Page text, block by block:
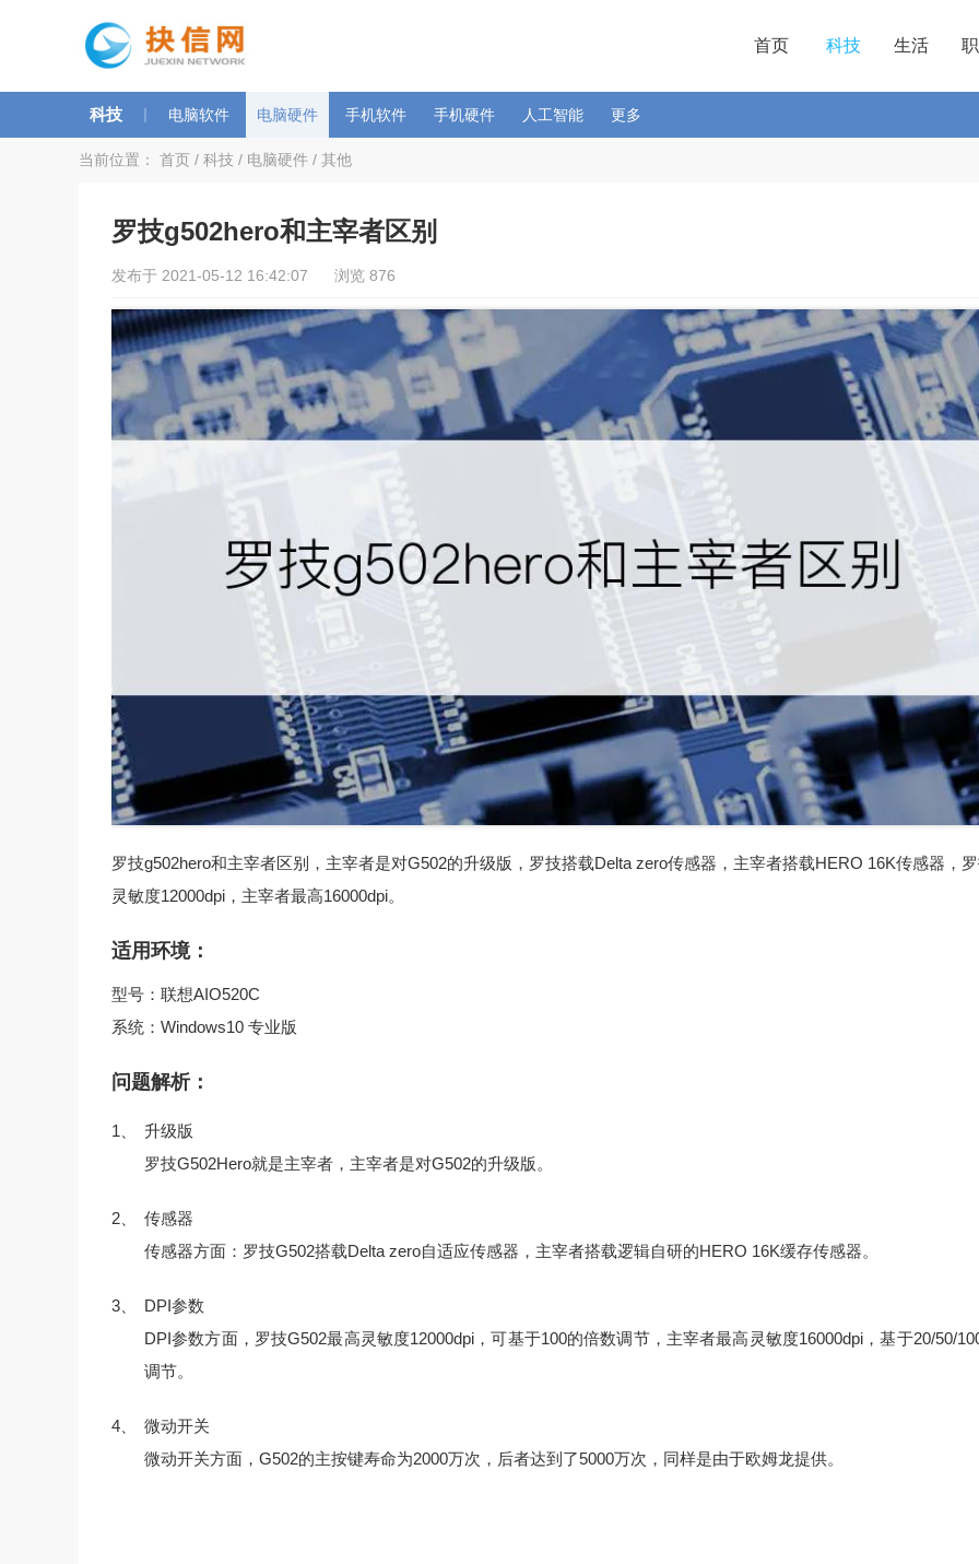
首页 科技 生活
科技 | 电脑软件 电脑硬件 手机软件 手机硬件 人工智能 更多
当前位置： 首页 / 科技 / 电脑硬件 / 其他
罗技g502hero和主宰者区别
发布于 2021-05-12 16:42:07 浏览 876
罗技g502hero和主宰者区别，主宰者是对G502的升级版，罗技搭载Delta zero传感器，主宰者搭载HERO 16K传感器，
灵敏度12000dpi，主宰者最高16000dpi。
适用环境：
型号：联想AIO520C
系统：Windows10 专业版
问题解析：
1、
升级版
罗技G502Hero就是主宰者，主宰者是对G502的升级版。
2、
传感器
传感器方面：罗技G502搭载Delta zero自适应传感器，主宰者搭载逻辑自研的HERO 16K缓存传感器。
3、
DPI参数
DPI参数方面，罗技G502最高灵敏度12000dpi，可基于100的倍数调节，主宰者最高灵敏度16000dpi，基于20/50/
调节。
4、
微动开关
微动开关方面，G502的主按键寿命为2000万次，后者达到了5000万次，同样是由于欧姆龙提供。